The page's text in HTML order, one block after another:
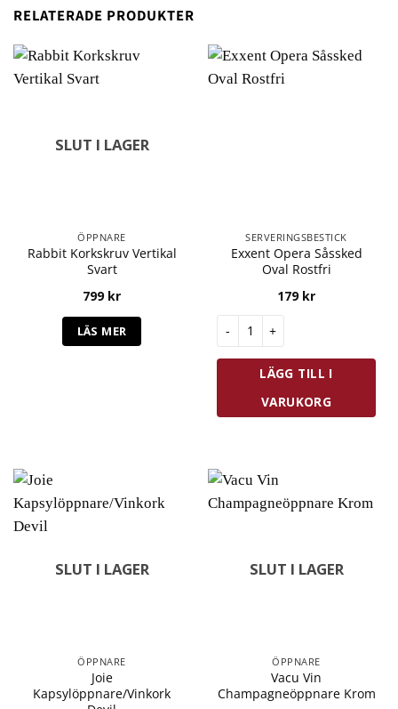
RELATERADE PRODUKTER
SLUT I LAGER
ÖPPNARE
Rabbit Korkskruv Vertikal
Svart
799 kr
LÄS MER
SERVERINGSBESTICK
Exxent Opera Såssked
Oval Rostfri
179 kr
Exxent Opera Såssked Oval
LÄGG TILL I
VARUKORG
SLUT I LAGER
ÖPPNARE
Joie
Kapsylöppnare/Vinkork
SLUT I LAGER
ÖPPNARE
Vacu Vin
Champagneöppnare Krom